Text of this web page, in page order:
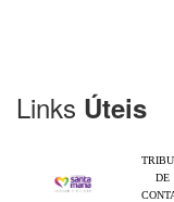
Links Úteis
DE